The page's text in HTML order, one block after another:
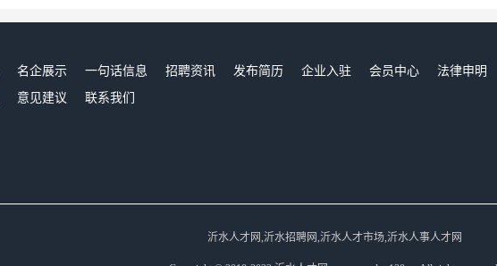
名企展示 一句话信息 招聘资讯 发布简历 企业入驻 会员中心
法律申明
意见建议 联系我们
沂水人才网,沂水招聘网,沂水人才市场,沂水人事人才网